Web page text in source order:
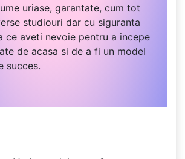
uriase, garantate, cum tot
studiouri dar cu siguranta
ce aveti nevoie pentru a incepe
de acasa si de a fi un model
succes.